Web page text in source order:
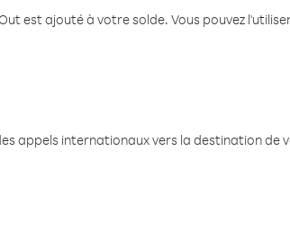
est ajouté à votre solde. Vous pouvez
appels internationaux vers la destination de